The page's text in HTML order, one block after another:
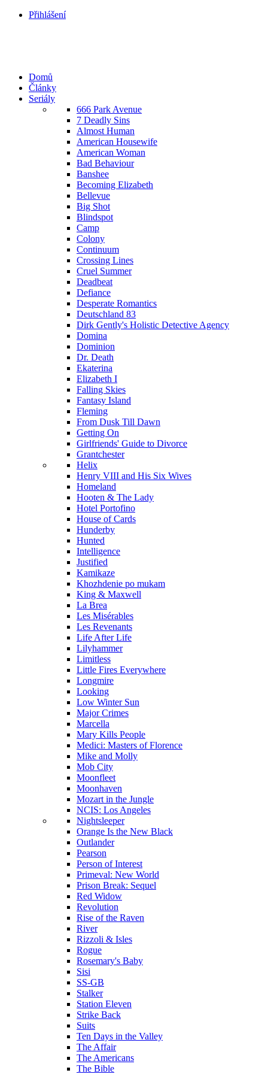
Přihlášení
Domů
Články
Seriály
666 Park Avenue
7 Deadly Sins
Almost Human
American Housewife
American Woman
Bad Behaviour
Banshee
Becoming Elizabeth
Bellevue
Big Shot
Blindspot
Camp
Colony
Continuum
Crossing Lines
Cruel Summer
Deadbeat
Defiance
Desperate Romantics
Deutschland 83
Dirk Gently's Holistic Detective Agency
Domina
Dominion
Dr. Death
Ekaterina
Elizabeth I
Falling Skies
Fantasy Island
Fleming
From Dusk Till Dawn
Getting On
Girlfriends' Guide to Divorce
Grantchester
Helix
Henry VIII and His Six Wives
Homeland
Hooten & The Lady
Hotel Portofino
House of Cards
Hunderby
Hunted
Intelligence
Justified
Kamikaze
Khozhdenie po mukam
King & Maxwell
La Brea
Les Misérables
Les Revenants
Life After Life
Lilyhammer
Limitless
Little Fires Everywhere
Longmire
Looking
Low Winter Sun
Major Crimes
Marcella
Mary Kills People
Medici: Masters of Florence
Mike and Molly
Mob City
Moonfleet
Moonhaven
Mozart in the Jungle
NCIS: Los Angeles
Nightsleeper
Orange Is the New Black
Outlander
Pearson
Person of Interest
Primeval: New World
Prison Break: Sequel
Red Widow
Revolution
Rise of the Raven
River
Rizzoli & Isles
Rogue
Rosemary's Baby
Sisi
SS-GB
Stalker
Station Eleven
Strike Back
Suits
Ten Days in the Valley
The Affair
The Americans
The Bible